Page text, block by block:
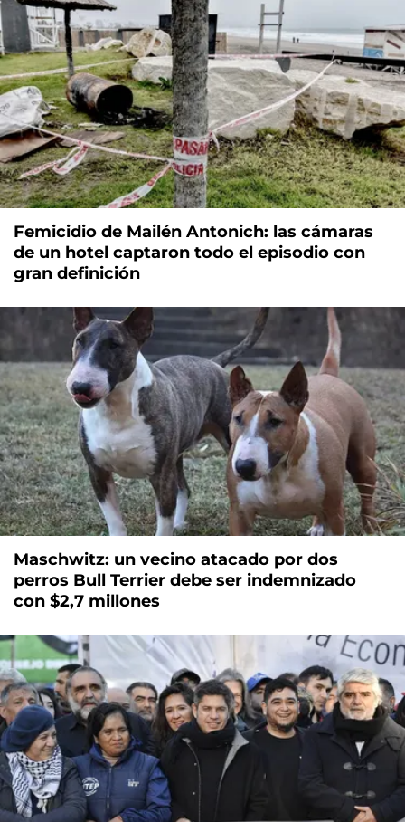
Femicidio de Mailén Antonich: las cámaras
de un hotel captaron todo el episodio con
gran definición
Maschwitz: un vecino atacado por dos
perros Bull Terrier debe ser indemnizado
con $2,7 millones